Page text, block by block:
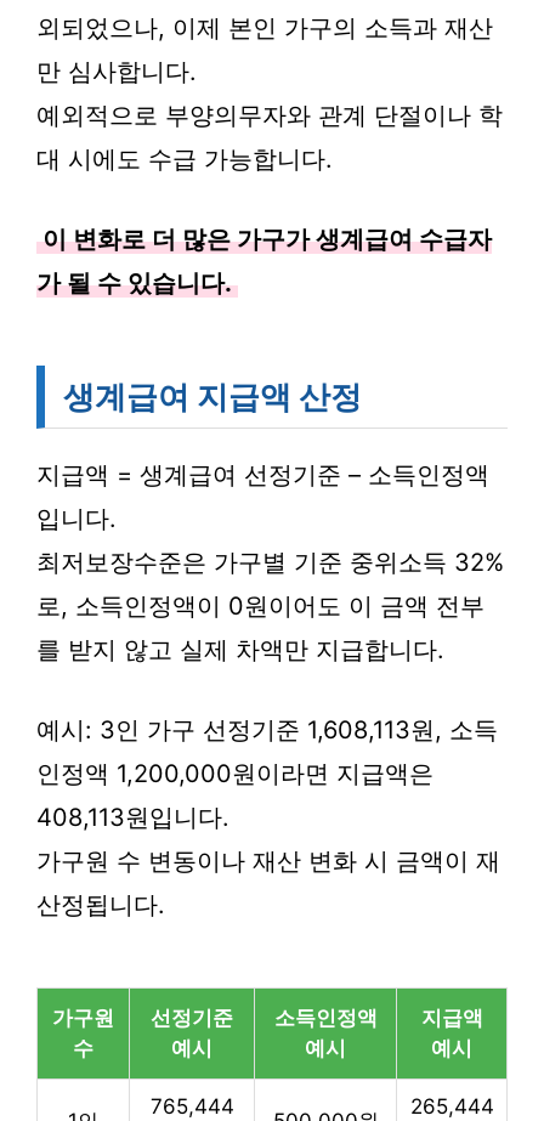
외되었으나, 이제 본인 가구의 소득과 재산
만 심사합니다.
예외적으로 부양의무자와 관계 단절이나 학
대 시에도 수급 가능합니다.
이 변화로 더 많은 가구가 생계급여 수급자
가 될 수 있습니다.
생계급여 지급액 산정
지급액 = 생계급여 선정기준 – 소득인정액
입니다.
최저보장수준은 가구별 기준 중위소득 32%
로, 소득인정액이 0원이어도 이 금액 전부
를 받지 않고 실제 차액만 지급합니다.
예시: 3인 가구 선정기준 1,608,113원, 소득
인정액 1,200,000원이라면 지급액은
408,113원입니다.
가구원 수 변동이나 재산 변화 시 금액이 재
산정됩니다.
가구원
수
선정기준
예시
소득인정액
예시
지급액
예시
765,444 265,444